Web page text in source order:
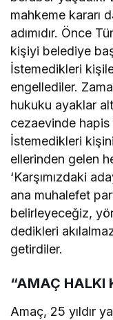
mahkeme kararı
adımıdır. Önce
kişiyi belediye
İstemedikleri
engellediler.
hukuku ayaklar
cezaevinde hapis
İstemedikleri
ellerinden gelen
‘Karşımızdaki
ana muhalefet
belirleyeceğiz,
dedikleri
getirdiler.
“AMAÇ HALKI
Amaç, 25 yıldır